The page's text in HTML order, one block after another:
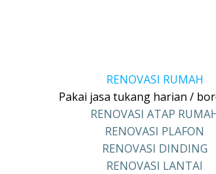
RENOVASI RUMAH
Pakai jasa tukang harian /
RENOVASI ATAP
RENOVASI PLAFON
RENOVASI DINDING
RENOVASI LANTAI